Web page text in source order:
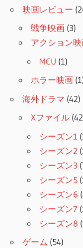
映画レビュー
戦争映画 (3)
アクション
MCU (1)
ホラー映画
海外ドラマ (42)
Xファイル
シーズン1
シーズン2
シーズン3
シーズン5
シーズン6
シーズン7
シーズン8
ゲーム (54)